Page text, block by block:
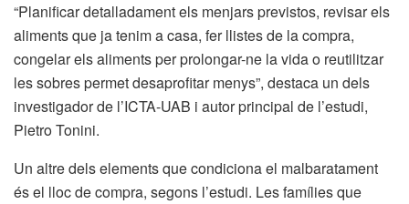
“Planificar detalladament els menjars previstos, revisar els
aliments que ja tenim a casa, fer llistes de la compra,
congelar els aliments per prolongar-ne la vida o reutilitzar
les sobres permet desaprofitar menys”, destaca un dels
investigador de l’ICTA-UAB i autor principal de l’estudi,
Pietro Tonini.
Un altre dels elements que condiciona el malbaratament
és el lloc de compra, segons l’estudi. Les famílies que